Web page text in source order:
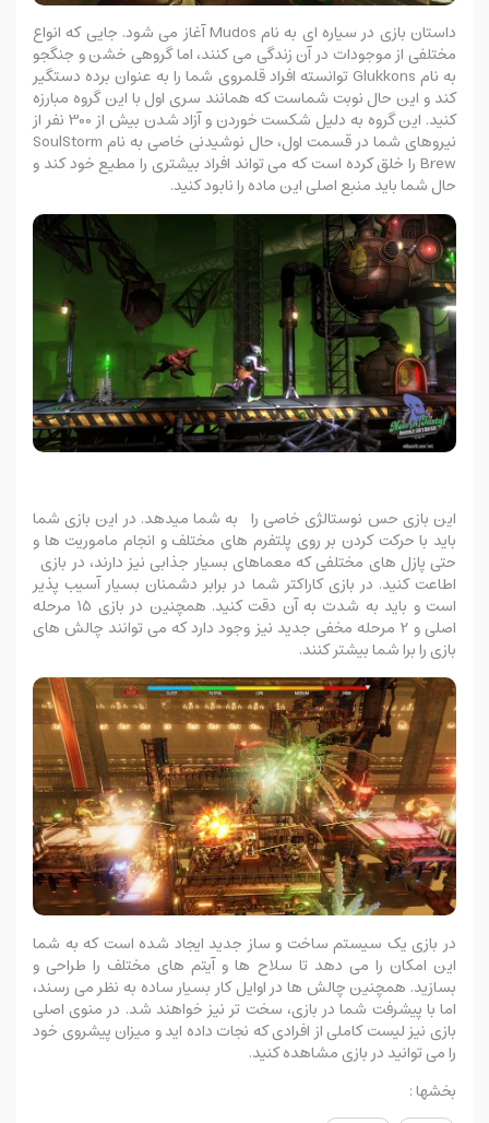
داستان بازی در سیاره ای به نام Mudos آغاز می شود. جایی که انواع
مختلفی از موجودات در آن زندگی می کنند، اما گروهی خشن و جنگجو
به نام Glukkons توانسته افراد قلمروی شما را به عنوان برده دستگیر
کند و این حال نوبت شماست که همانند سری اول با این گروه مبارزه
کنید. این گروه به دلیل شکست خوردن و آزاد شدن بیش از 300 نفر از
نیروهای شما در قسمت اول، حال نوشیدنی خاصی به نام SoulStorm
Brew را خلق کرده است که می تواند افراد بیشتری را مطیع خود کند و
حال شما باید منبع اصلی این ماده را نابود کنید.
این بازی حس نوستالژی خاصی را به شما میدهد. در این بازی شما
باید با حرکت کردن بر روی پلتفرم های مختلف و انجام ماموریت ها و
حتی پازل های مختلفی که معماهای بسیار جذابی نیز دارند، در بازی
اطاعت کنید. در بازی کاراکتر شما در برابر دشمنان بسیار آسیب پذیر
است و باید به شدت به آن دقت کنید. همچنین در بازی 15 مرحله
اصلی و 2 مرحله مخفی جدید نیز وجود دارد که می توانند چالش های
بازی را برا شما بیشتر کنند.
در بازی یک سیستم ساخت و ساز جدید ایجاد شده است که به شما
این امکان را می دهد تا سلاح ها و آیتم های مختلف را طراحی و
بسازید. همچنین چالش ها در اوایل کار بسیار ساده به نظر می رسند،
اما با پیشرفت شما در بازی، سخت تر نیز خواهند شد. در منوی اصلی
بازی نیز لیست کاملی از افرادی که نجات داده اید و میزان پیشروی خود
را می توانید در بازی مشاهده کنید.
بخشها :